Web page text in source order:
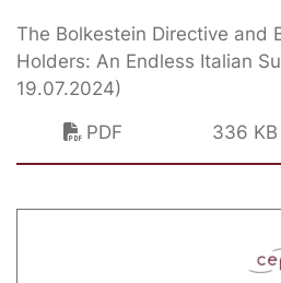
The Bolkestein Directive and
Holders: An Endless Italian
19.07.2024)
PDF
336 KB